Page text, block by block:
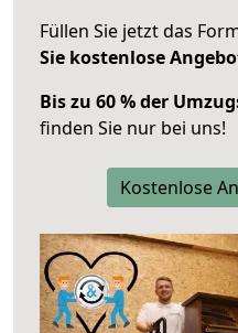
Füllen Sie jetzt das
Sie kostenlose
Bis zu 60 % der
finden Sie nur bei uns!
Kostenlose